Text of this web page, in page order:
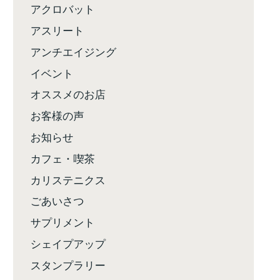
アクロバット
アスリート
アンチエイジング
イベント
オススメのお店
お客様の声
お知らせ
カフェ・喫茶
カリステニクス
ごあいさつ
サプリメント
シェイプアップ
スタンプラリー